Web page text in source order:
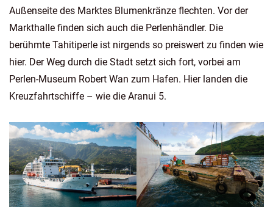
Außenseite des Marktes Blumenkränze flechten. Vor der
Markthalle finden sich auch die Perlenhändler. Die
berühmte Tahitiperle ist nirgends so preiswert zu finden wie
hier. Der Weg durch die Stadt setzt sich fort, vorbei am
Perlen-Museum Robert Wan zum Hafen. Hier landen die
Kreuzfahrtschiffe – wie die Aranui 5.